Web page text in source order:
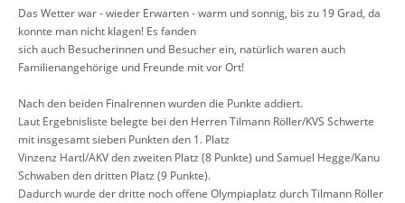
Das Wetter war - wieder Erwarten - warm und sonnig, bis zu 19 Grad, da
konnte man nicht klagen! Es fanden
sich auch Besucherinnen und Besucher ein, natürlich waren auch
Familienangehörige und Freunde mit vor Ort!
Nach den beiden Finalrennen wurden die Punkte addiert.
Laut Ergebnisliste belegte bei den Herren Tilmann Röller/KVS Schwerte
mit insgesamt sieben Punkten den 1. Platz
Vinzenz Hartl/AKV den zweiten Platz (8 Punkte) und Samuel Hegge/Kanu
Schwaben den dritten Platz (9 Punkte).
Dadurch wurde der dritte noch offene Olympiaplatz durch Tilmann Röller